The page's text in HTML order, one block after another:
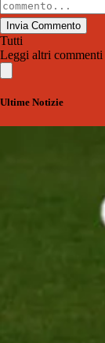
Invia Commento
Tutti
Leggi altri commenti
Ultime Notizie